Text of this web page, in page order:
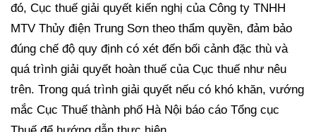
đó, Cục thuế giải quyết kiến nghị của Công ty TNHH
MTV Thủy điện Trung Sơn theo thẩm quyền, đảm bảo
đúng chế độ quy định có xét đến bối cảnh đặc thù và
quá trình giải quyết hoàn thuế của Cục thuế như nêu
trên. Trong quá trình giải quyết nếu có khó khăn, vướng
mắc Cục Thuế thành phố Hà Nội báo cáo Tổng cục